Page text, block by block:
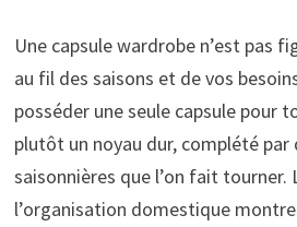
Une capsule wardrobe n’est pas
au fil des saisons et de vos
posséder une seule capsule pour
plutôt un noyau dur, complété par
saisonnières que l’on fait tourner.
l’organisation domestique